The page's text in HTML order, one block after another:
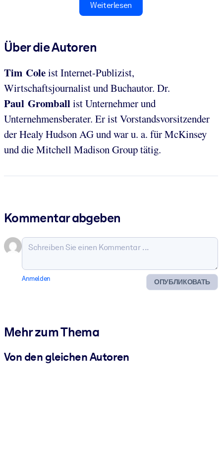
Weiterlesen
Über die Autoren
Tim Coleist Internet-Publizist,
Wirtschaftsjournalist und Buchautor. Dr.
Paul Gromballist Unternehmer und
Unternehmensberater. Er ist Vorstandsvorsitzender
der Healy Hudson AG und war u. a. für McKinsey
und die Mitchell Madison Group tätig.
Kommentar abgeben
ОПУБЛИКОВАТЬ
Anmelden
Mehr zum Thema
Von den gleichen Autoren